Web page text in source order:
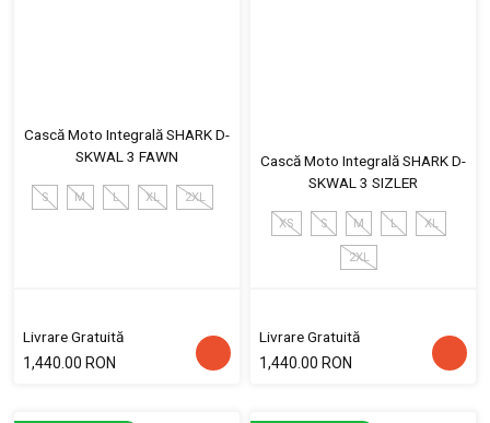
Cască Moto Integrală SHARK D-
SKWAL 3 FAWN
S M L XL 2XL
Livrare Gratuită
1,440.00 RON
Cască Moto Integrală SHARK D-
SKWAL 3 SIZLER
XS S M L XL
2XL
Livrare Gratuită
1,440.00 RON